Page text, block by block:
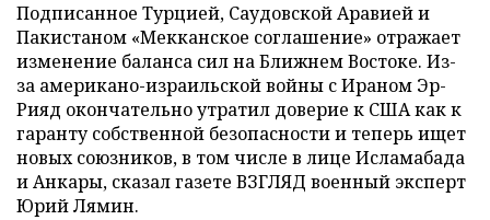
Подписанное Турцией, Саудовской Аравией и
Пакистаном «Мекканское соглашение» отражает
изменение баланса сил на Ближнем Востоке. Из-
за американо-израильской войны с Ираном Эр-
Рияд окончательно утратил доверие к США как к
гаранту собственной безопасности и теперь ищет
новых союзников, в том числе в лице Исламабада
и Анкары, сказал газете ВЗГЛЯД военный эксперт
Юрий Лямин.